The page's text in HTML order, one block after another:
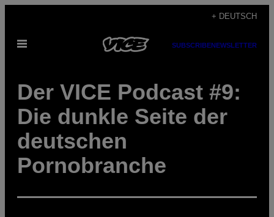
content
+ DEUTSCH
Open
SUBSCRIBENEWSLETTER
Der VICE Podcast #9:
Die dunkle Seite der
deutschen
Pornobranche